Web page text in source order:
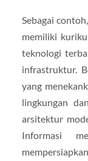
Sebagai
memiliki
teknologi
infrastruktur.
yang
lingkungan
arsitektur
Informasi